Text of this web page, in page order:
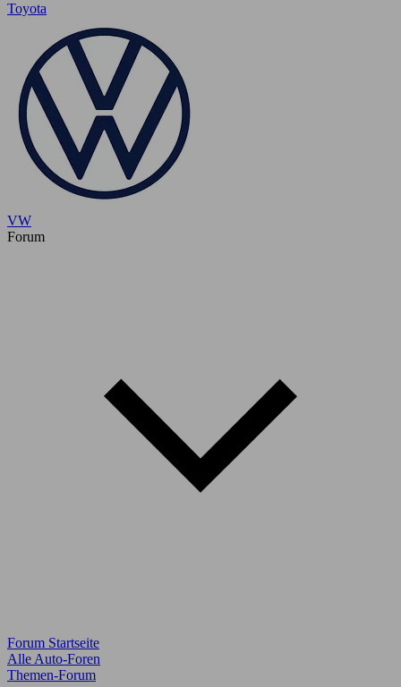
Toyota
VW
Forum
Forum Startseite
Alle Auto-Foren
Themen-Forum